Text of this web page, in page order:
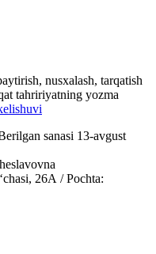
nusxalash, tarqatish
tahririyatning yozma
sanasi 13-avgust
26А / Pochta: